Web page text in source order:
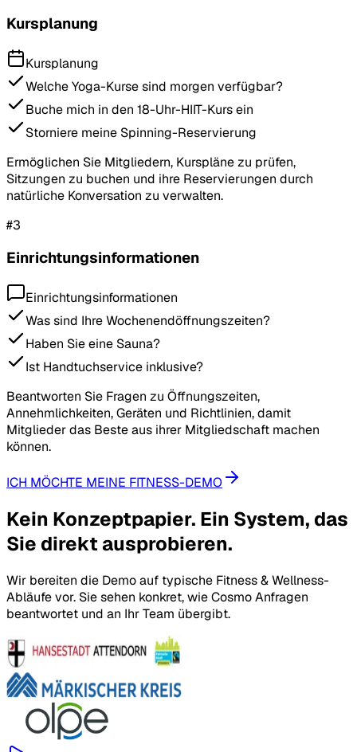
Kursplanung
Kursplanung
Welche Yoga-Kurse sind morgen verfügbar?
Buche mich in den 18-Uhr-HIIT-Kurs ein
Storniere meine Spinning-Reservierung
Ermöglichen Sie Mitgliedern, Kurspläne zu prüfen,
Sitzungen zu buchen und ihre Reservierungen durch
natürliche Konversation zu verwalten.
#3
Einrichtungsinformationen
Einrichtungsinformationen
Was sind Ihre Wochenendöffnungszeiten?
Haben Sie eine Sauna?
Ist Handtuchservice inklusive?
Beantworten Sie Fragen zu Öffnungszeiten,
Annehmlichkeiten, Geräten und Richtlinien, damit
Mitglieder das Beste aus ihrer Mitgliedschaft machen
können.
ICH MÖCHTE MEINE FITNESS-DEMO
Kein Konzeptpapier. Ein System, das
Sie direkt ausprobieren.
Wir bereiten die Demo auf typische Fitness & Wellness-
Abläufe vor. Sie sehen konkret, wie Cosmo Anfragen
beantwortet und an Ihr Team übergibt.